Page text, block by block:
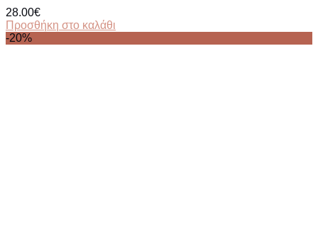
28.00€
Προσθήκη στο καλάθι
-20%